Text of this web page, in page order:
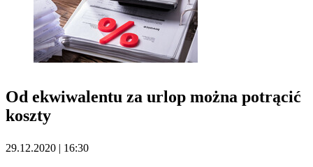
Od ekwiwalentu za urlop można potrącić
koszty
29.12.2020 | 16:30